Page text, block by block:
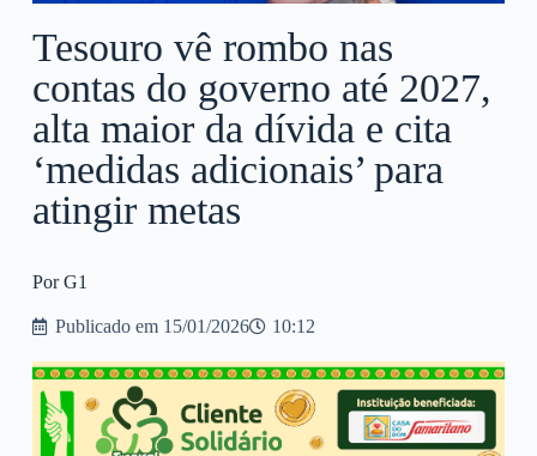
Tesouro vê rombo nas
contas do governo até 2027,
alta maior da dívida e cita
‘medidas adicionais’ para
atingir metas
Por G1
Publicado em 15/01/2026 10:12